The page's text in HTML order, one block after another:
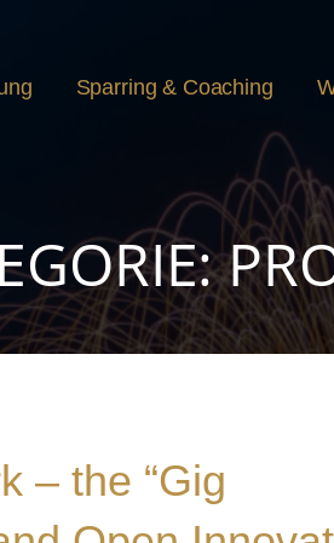
Sparring & Coaching
– the “Gig